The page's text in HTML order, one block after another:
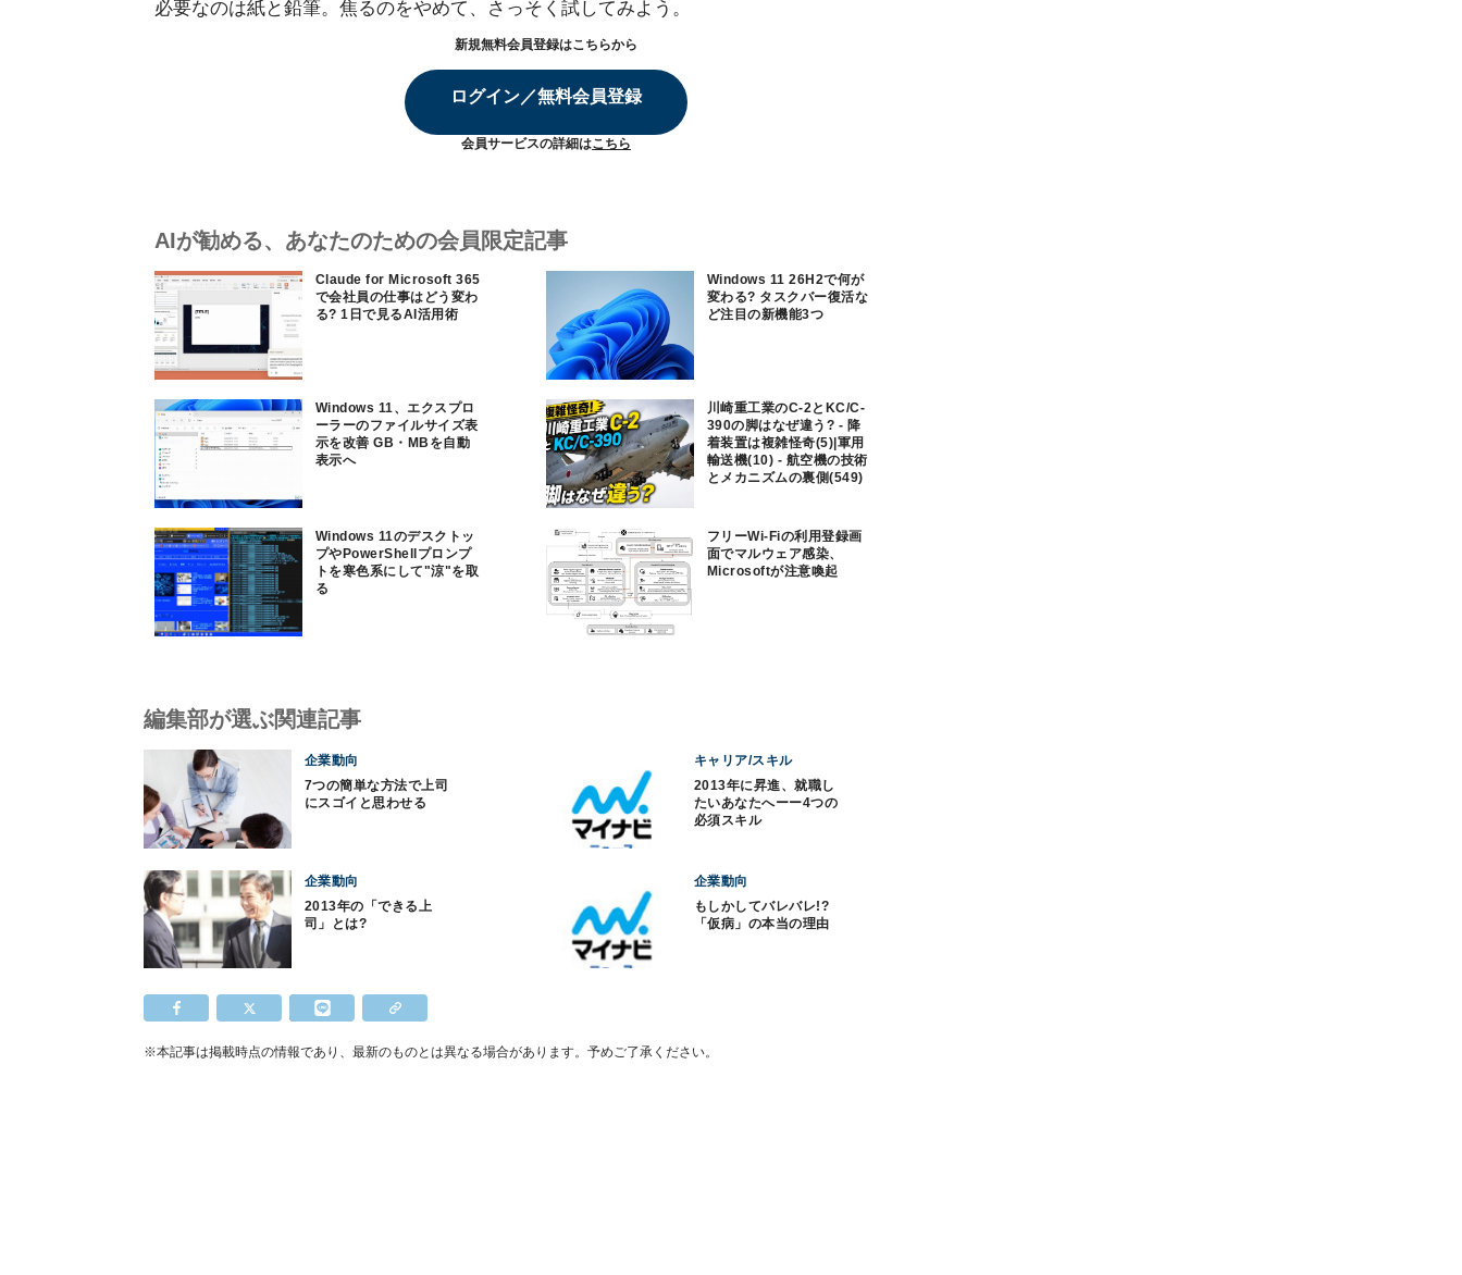
必要なのは紙と鉛筆。焦るのをやめて、さっそく試してみよう。
新規無料会員登録はこちらから
ログイン／無料会員登録
会員サービスの詳細はこちら
AIが勧める、あなたのための会員限定記事
Claude for Microsoft 365
で会社員の仕事はどう変わ
る? 1日で見るAI活用術
Windows 11 26H2で何が
変わる? タスクバー復活な
ど注目の新機能3つ
Windows 11、エクスプロ
ーラーのファイルサイズ表
示を改善 GB・MBを自動
表示へ
川崎重工業のC-2とKC/C-
390の脚はなぜ違う? - 降
着装置は複雑怪奇(5)|軍用
輸送機(10) - 航空機の技術
とメカニズムの裏側(549)
Windows 11のデスクトッ
プやPowerShellプロンプ
トを寒色系にして"涼"を取
る
フリーWi-Fiの利用登録画
面でマルウェア感染、
Microsoftが注意喚起
編集部が選ぶ関連記事
企業動向
7つの簡単な方法で上司
にスゴイと思わせる
キャリア/スキル
2013年に昇進、就職し
たいあなたへーー4つの
必須スキル
企業動向
2013年の「できる上
司」とは?
企業動向
もしかしてバレバレ!?
「仮病」の本当の理由
※本記事は掲載時点の情報であり、最新のものとは異なる場合があります。予めご了承ください。